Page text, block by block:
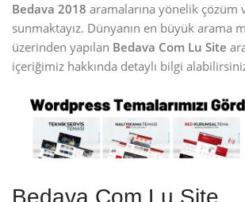
Bedava 2018 aramalarına yönelik çözüm
sunmaktayız. Dünyanın en büyük arama
üzerinden yapılan Bedava Com Lu Site
içeriğimiz hakkında detaylı bilgi
Bedava Com Lu Site